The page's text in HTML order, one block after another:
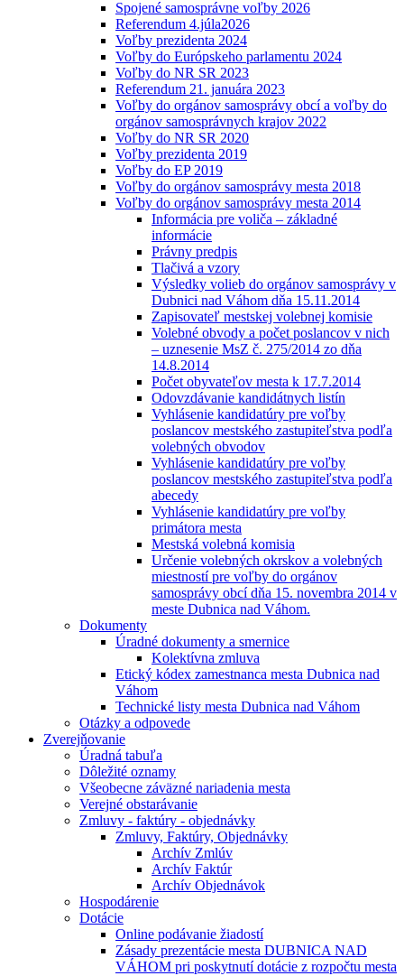
Spojené samosprávne voľby 2026
Referendum 4.júla2026
Voľby prezidenta 2024
Voľby do Európskeho parlamentu 2024
Voľby do NR SR 2023
Referendum 21. januára 2023
Voľby do orgánov samosprávy obcí a voľby do
orgánov samosprávnych krajov 2022
Voľby do NR SR 2020
Voľby prezidenta 2019
Voľby do EP 2019
Voľby do orgánov samosprávy mesta 2018
Voľby do orgánov samosprávy mesta 2014
Informácia pre voliča – základné
informácie
Právny predpis
Tlačivá a vzory
Výsledky volieb do orgánov samosprávy v
Dubnici nad Váhom dňa 15.11.2014
Zapisovateľ mestskej volebnej komisie
Volebné obvody a počet poslancov v nich
– uznesenie MsZ č. 275/2014 zo dňa
14.8.2014
Počet obyvateľov mesta k 17.7.2014
Odovzdávanie kandidátnych listín
Vyhlásenie kandidatúry pre voľby
poslancov mestského zastupiteľstva podľa
volebných obvodov
Vyhlásenie kandidatúry pre voľby
poslancov mestského zastupiteľstva podľa
abecedy
Vyhlásenie kandidatúry pre voľby
primátora mesta
Mestská volebná komisia
Určenie volebných okrskov a volebných
miestností pre voľby do orgánov
samosprávy obcí dňa 15. novembra 2014 v
meste Dubnica nad Váhom.
Dokumenty
Úradné dokumenty a smernice
Kolektívna zmluva
Etický kódex zamestnanca mesta Dubnica nad
Váhom
Technické listy mesta Dubnica nad Váhom
Otázky a odpovede
Zverejňovanie
Úradná tabuľa
Dôležité oznamy
Všeobecne záväzné nariadenia mesta
Verejné obstarávanie
Zmluvy - faktúry - objednávky
Zmluvy, Faktúry, Objednávky
Archív Zmlúv
Archív Faktúr
Archív Objednávok
Hospodárenie
Dotácie
Online podávanie žiadostí
Zásady prezentácie mesta DUBNICA NAD
VÁHOM pri poskytnutí dotácie z rozpočtu mesta